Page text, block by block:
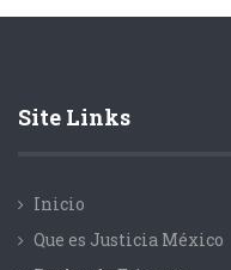
Site Links
Inicio
Que es Justicia México